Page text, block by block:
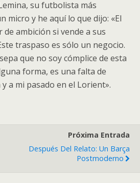
su futbolista más
micro y he aquí lo que dijo: «El
ambición si vende a sus
traspaso es sólo un negocio.
que no soy cómplice de esta
forma, es una falta de
a mi pasado en el Lorient».
Próxima Entrada
Después Del Relato: Un Barça
Postmoderno